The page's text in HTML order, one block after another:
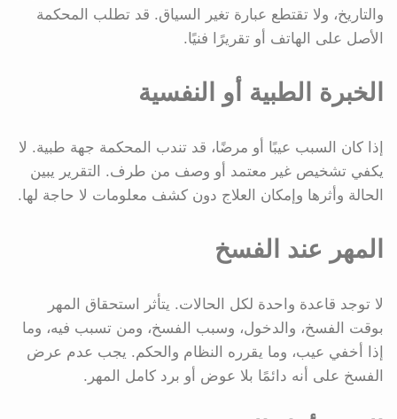
والتاريخ، ولا تقتطع عبارة تغير السياق. قد تطلب المحكمة
الأصل على الهاتف أو تقريرًا فنيًا.
الخبرة الطبية أو النفسية
إذا كان السبب عيبًا أو مرضًا، قد تندب المحكمة جهة طبية. لا
يكفي تشخيص غير معتمد أو وصف من طرف. التقرير يبين
الحالة وأثرها وإمكان العلاج دون كشف معلومات لا حاجة لها.
المهر عند الفسخ
لا توجد قاعدة واحدة لكل الحالات. يتأثر استحقاق المهر
بوقت الفسخ، والدخول، وسبب الفسخ، ومن تسبب فيه، وما
إذا أخفي عيب، وما يقرره النظام والحكم. يجب عدم عرض
الفسخ على أنه دائمًا بلا عوض أو برد كامل المهر.